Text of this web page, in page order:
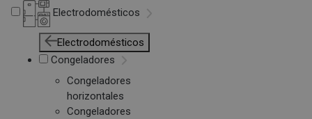
Electrodomésticos
Electrodomésticos
Congeladores
Congeladores
horizontales
Congeladores